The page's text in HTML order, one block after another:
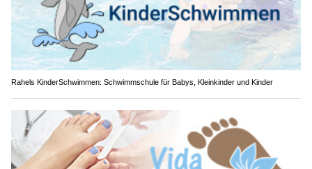
Rahels KinderSchwimmen: Schwimmschule für Babys, Kleinkinder und Kinder